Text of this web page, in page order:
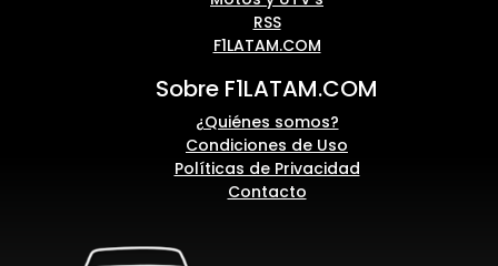
RSS
F1LATAM.COM
Sobre F1LATAM.COM
¿Quiénes somos?
Condiciones de Uso
Políticas de Privacidad
Contacto